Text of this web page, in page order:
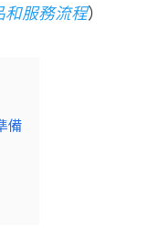
和服務流程）
備